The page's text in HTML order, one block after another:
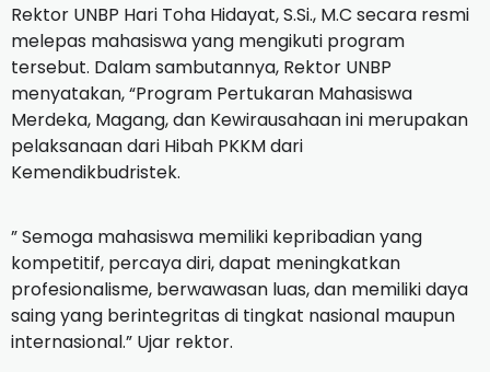
Rektor UNBP Hari Toha Hidayat, S.Si., M.C secara resmi
melepas mahasiswa yang mengikuti program
tersebut. Dalam sambutannya, Rektor UNBP
menyatakan, “Program Pertukaran Mahasiswa
Merdeka, Magang, dan Kewirausahaan ini merupakan
pelaksanaan dari Hibah PKKM dari
Kemendikbudristek.
” Semoga mahasiswa memiliki kepribadian yang
kompetitif, percaya diri, dapat meningkatkan
profesionalisme, berwawasan luas, dan memiliki daya
saing yang berintegritas di tingkat nasional maupun
internasional.” Ujar rektor.